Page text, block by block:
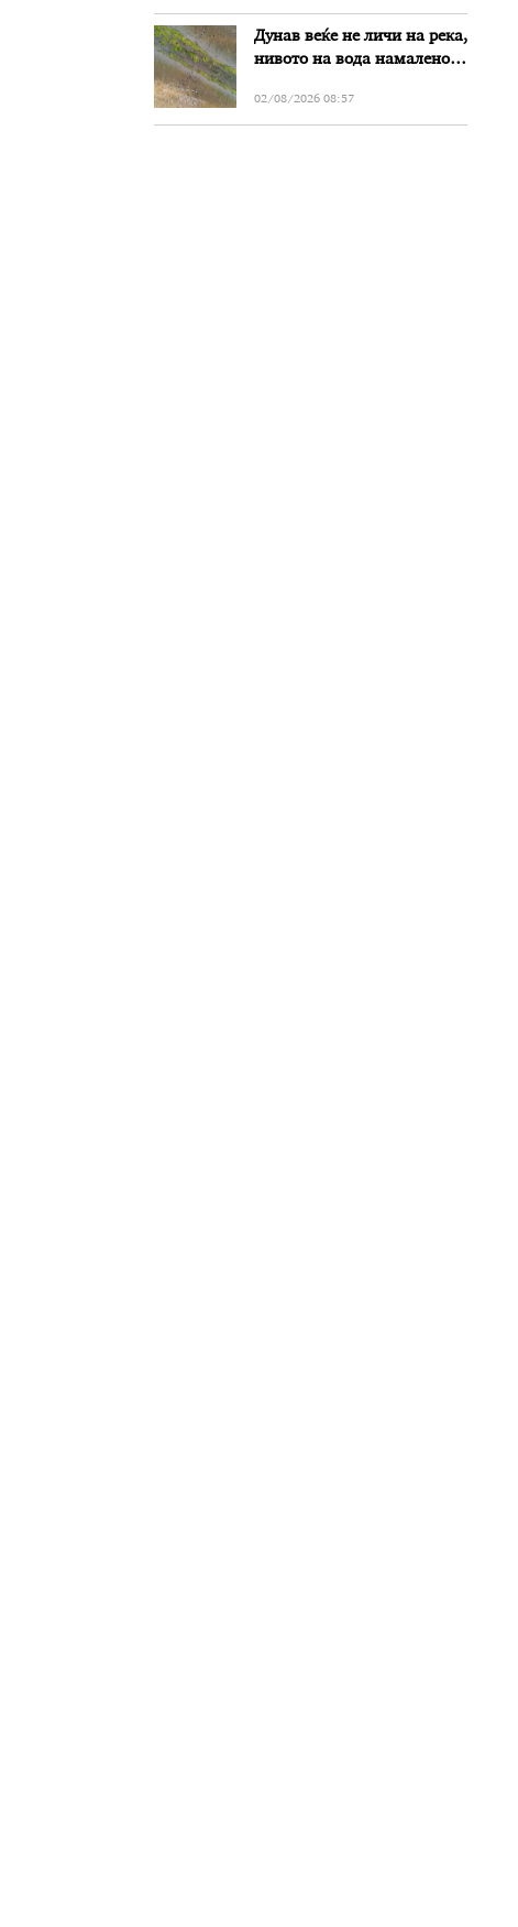
Дунав веќе не личи на река,
нивото на вода намалено
Бугарија
02/08/2026 08:57